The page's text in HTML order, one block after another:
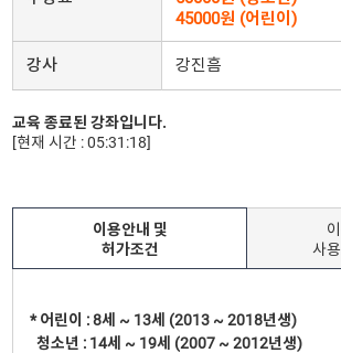
45000원 (어린이)
강사 강진흠
교육 종료된 강좌입니다.
[현재 시간 : 05:31:18]
이용안내 및
허가조건
사
* 어린이 : 8세 ~ 13세 (2013 ~ 2018년생)
청소년 : 14세 ~ 19세 (2007 ~ 2012년생)